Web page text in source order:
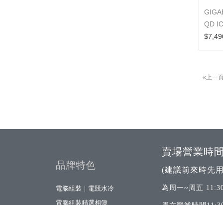
QD
«上一
品牌特色
電腦組裝｜電競水冷
電腦組裝精選相簿
賣場營業時間
(建議前來時先
為周一~周五